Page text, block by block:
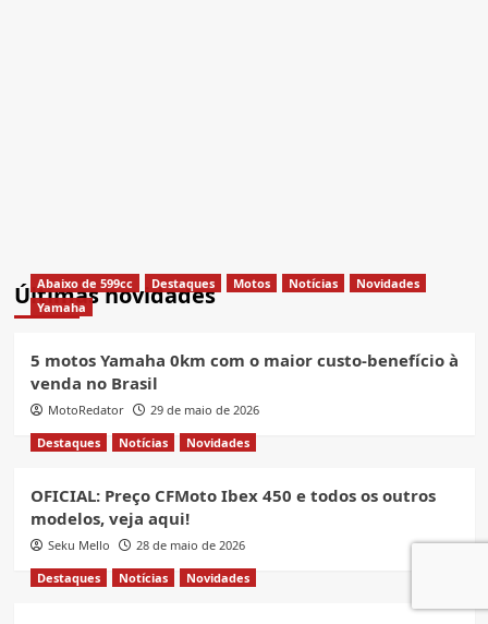
Últimas novidades
Abaixo de 599cc Destaques Motos Notícias
Novidades
Yamaha
5 motos Yamaha 0km com o maior custo-benefício à
venda no Brasil
MotoRedator
29 de maio de 2026
Destaques
Notícias Novidades
OFICIAL: Preço CFMoto Ibex 450 e todos os outros
modelos, veja aqui!
Seku Mello
28 de maio de 2026
Destaques
Notícias Novidades